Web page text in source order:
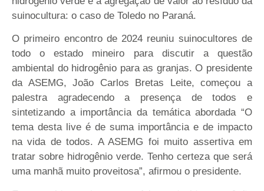
suinocultura: o caso de Toledo no Paraná.
O primeiro encontro de 2024 reuniu suinocultores de
todo o estado mineiro para discutir a questão
ambiental do hidrogênio para as granjas. O presidente
da ASEMG, João Carlos Bretas Leite, começou a
palestra agradecendo a presença de todos e
sintetizando a importância da temática abordada “O
tema desta live é de suma importância e de impacto
na vida de todos. A ASEMG foi muito assertiva em
tratar sobre hidrogênio verde. Tenho certeza que será
uma manhã muito proveitosa”, afirmou o presidente.